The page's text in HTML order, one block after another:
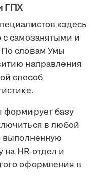
ГПХ
«здесь
самозанятыми и
словам Умы
направления
способ
формирует базу
в любой
выполненную
на HR-отдел и
оформления в